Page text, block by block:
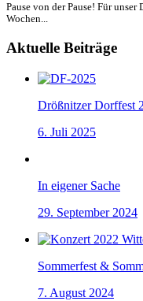
Pause von der Pause! Für
Wochen...
Aktuelle Beiträge
Drößnitzer Dorffest
6. Juli 2025
In eigener Sache
29. September 2024
Sommerfest &
7. August 2024